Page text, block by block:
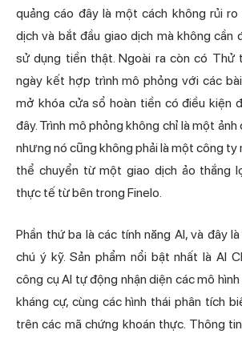
quảng cáo đây là một cách không rủi
dịch và bắt đầu giao dịch mà không
sử dụng tiền thật. Ngoài ra còn có Thử
ngày kết hợp trình mô phỏng với các
mở khóa cửa sổ hoàn tiền có điều kiện
đây. Trình mô phỏng không chỉ là một ảnh
nhưng nó cũng không phải là một công ty
thể chuyển từ một giao dịch ảo thắng
thực tế từ bên trong Finelo.
Phần thứ ba là các tính năng AI, và đây
chú ý kỹ. Sản phẩm nổi bật nhất là AI
công cụ AI tự động nhận diện các mô
kháng cự, cùng các hình thái phân tích
trên các mã chứng khoán thực. Thông